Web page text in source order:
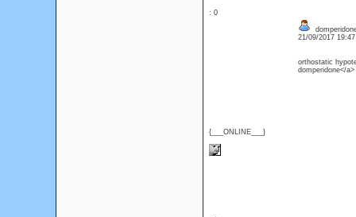
: 0
{___ONLINE___}
21/09/2017
orthostatic
domperidone</